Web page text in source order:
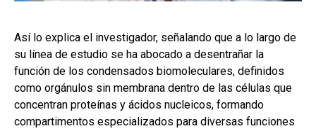
Así lo explica el investigador, señalando que a lo largo de
su línea de estudio se ha abocado a desentrañar la
función de los condensados biomoleculares, definidos
como orgánulos sin membrana dentro de las células que
concentran proteínas y ácidos nucleicos, formando
compartimentos especializados para diversas funciones